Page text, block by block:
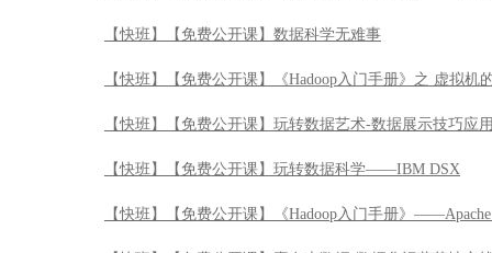
【快班】【免费公开课】数据科学无难事
【快班】【免费公开课】《Hadoop入门手册》之 虚拟机
【快班】【免费公开课】玩转数据艺术-数据展示技巧应
【快班】【免费公开课】玩转数据科学——IBM DSX
【快班】【免费公开课】《Hadoop入门手册》